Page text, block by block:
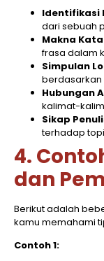
Identifikasi
dari sebuah
Makna
frasa dalam
Simpulan
berdasarkan
Hubungan
kalimat-
Sikap
terhadap
4.
dan
Berikut adalah
kamu memahami
Contoh 1: